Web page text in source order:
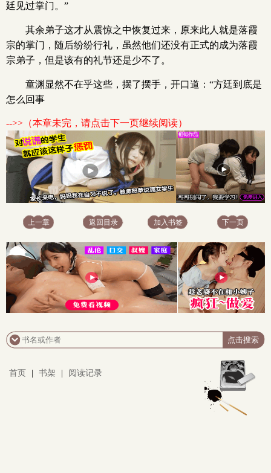
廷见过掌门。”
其余弟子这才从震惊之中恢复过来，原来此人就是落霞
宗的掌门，随后纷纷行礼，虽然他们还没有正式的成为落霞
宗弟子，但是该有的礼节还是少不了。
童渊显然不在乎这些，摆了摆手，开口道：“方廷到底是
怎么回事
-->>（本章未完，请点击下一页继续阅读）
上一章 返回目录 加入书签 下一页
首页 书架 阅读记录